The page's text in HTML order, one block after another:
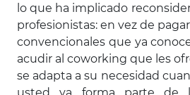
lo que ha implicado
profesionistas: en vez de
convencionales que ya
acudir al coworking que les
se adapta a su necesidad
usted ya forma parte de